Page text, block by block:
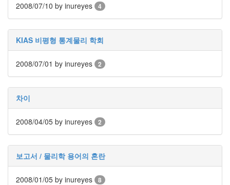
2008/07/10 by inureyes 4
KIAS 비평형 통계물리 학회
2008/07/01 by inureyes 2
차이
2008/04/05 by inureyes 2
보고서 / 물리학 용어의 혼란
2008/01/05 by inureyes 8
미
디
어
계,
변
화,
뉴
기
술,
세
상,
속